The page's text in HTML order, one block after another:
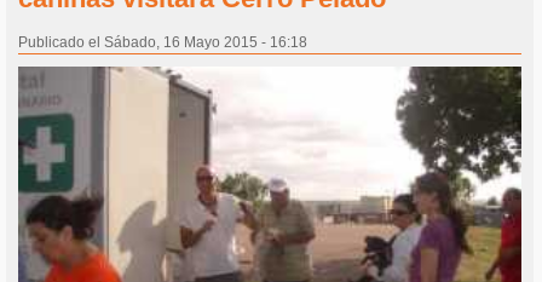
Publicado el Sábado, 16 Mayo 2015 - 16:18